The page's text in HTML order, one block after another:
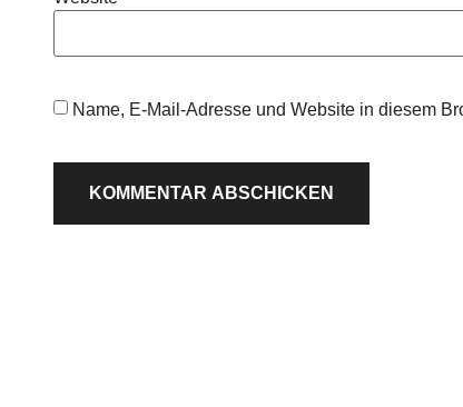
Name, E-Mail-Adresse und Website in diesem